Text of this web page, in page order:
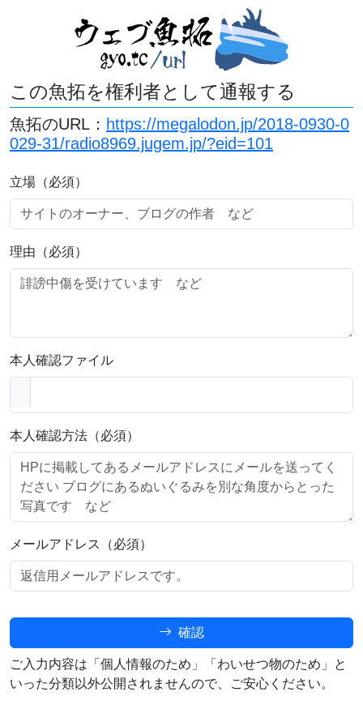
この魚拓を権利者として通報する
魚拓のURL： https://megalodon.jp/2018-0930-0
029-31/radio8969.jugem.jp/?eid=101
立場（必須）
理由（必須）
本人確認ファイル
本人確認方法（必須）
メールアドレス（必須）
確認
ご入力内容は「個人情報のため」「わいせつ物のため」と
いった分類以外公開されませんので、ご安心ください。